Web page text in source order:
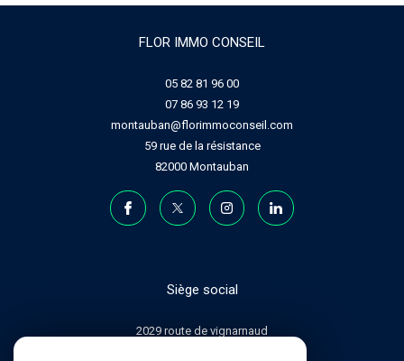
FLOR IMMO CONSEIL
05 82 81 96 00
07 86 93 12 19
montauban@florimmoconseil.com
59 rue de la résistance
82000
Montauban
Siège social
2029 route de vignarnaud